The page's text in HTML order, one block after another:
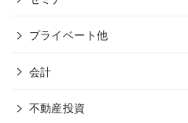
プライベート他
会計
不動産投資